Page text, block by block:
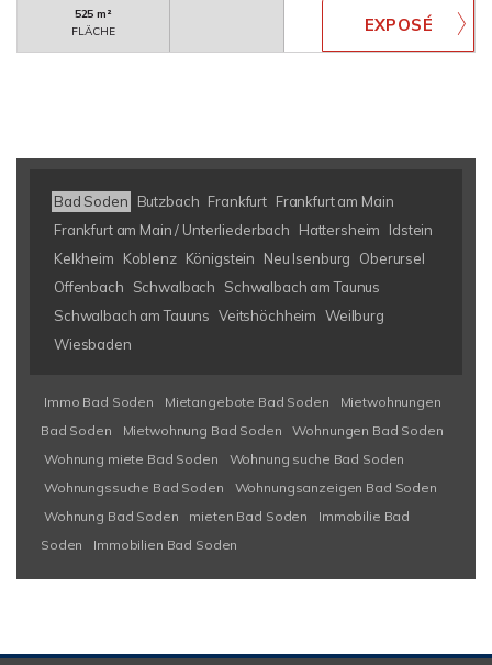
525 m²
FLÄCHE
Bad Soden Butzbach Frankfurt Frankfurt am Main
Frankfurt am Main / Unterliederbach
Hattersheim
Idstein
Kelkheim
Koblenz Königstein Neu Isenburg
Oberursel
Offenbach
Schwalbach
Schwalbach am Taunus
Schwalbach am Tauuns Veitshöchheim Weilburg
Wiesbaden
Immo Bad Soden Mietangebote Bad Soden
Mietwohnungen
Bad Soden
Mietwohnung Bad Soden
Wohnungen Bad Soden
Wohnung miete Bad Soden
Wohnung suche Bad Soden
Wohnungssuche Bad Soden
Wohnungsanzeigen Bad Soden
Wohnung Bad Soden
mieten Bad Soden
Immobilie Bad
Soden
Immobilien Bad Soden